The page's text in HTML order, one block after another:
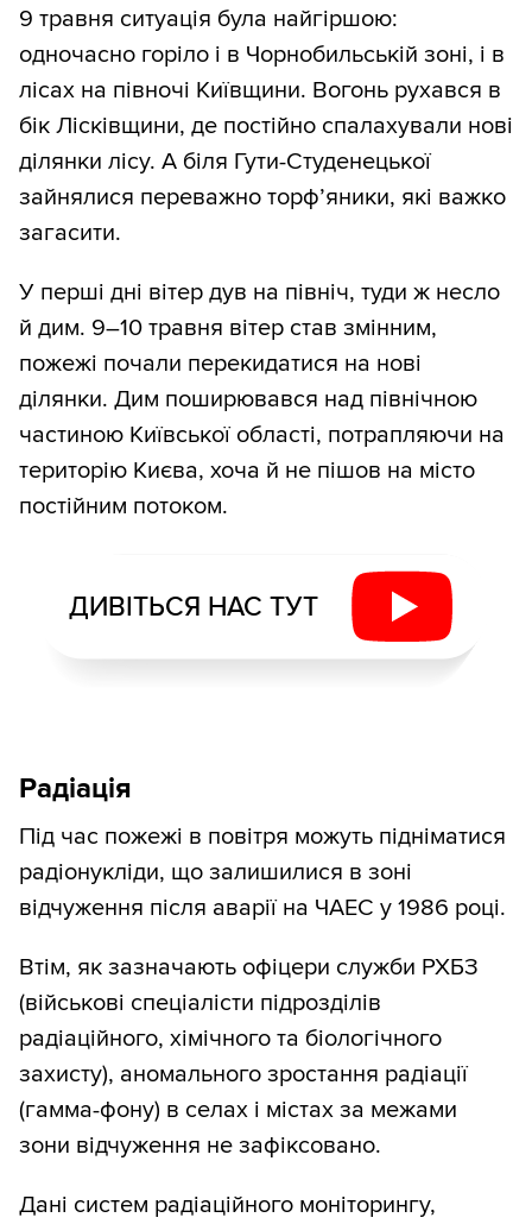
9 травня ситуація була найгіршою:
одночасно горіло і в Чорнобильській зоні, і в
лісах на півночі Київщини. Вогонь рухався в
бік Лісківщини, де постійно спалахували нові
ділянки лісу. А біля Гути-Студенецької
зайнялися переважно торф’яники, які важко
загасити.
У перші дні вітер дув на північ, туди ж несло
й дим. 9–10 травня вітер став змінним,
пожежі почали перекидатися на нові
ділянки. Дим поширювався над північною
частиною Київської області, потрапляючи на
територію Києва, хоча й не пішов на місто
постійним потоком.
ДИВІТЬСЯ НАС ТУТ
Радіація
Під час пожежі в повітря можуть підніматися
радіонукліди, що залишилися в зоні
відчуження після аварії на ЧАЕС у 1986 році.
Втім, як зазначають офіцери служби РХБЗ
(військові спеціалісти підрозділів
радіаційного, хімічного та біологічного
захисту), аномального зростання радіації
(гамма-фону) в селах і містах за межами
зони відчуження не зафіксовано.
Дані систем радіаційного моніторингу,